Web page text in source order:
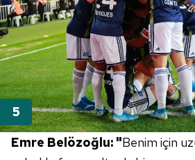
Emre Belözoğlu: "Benim için